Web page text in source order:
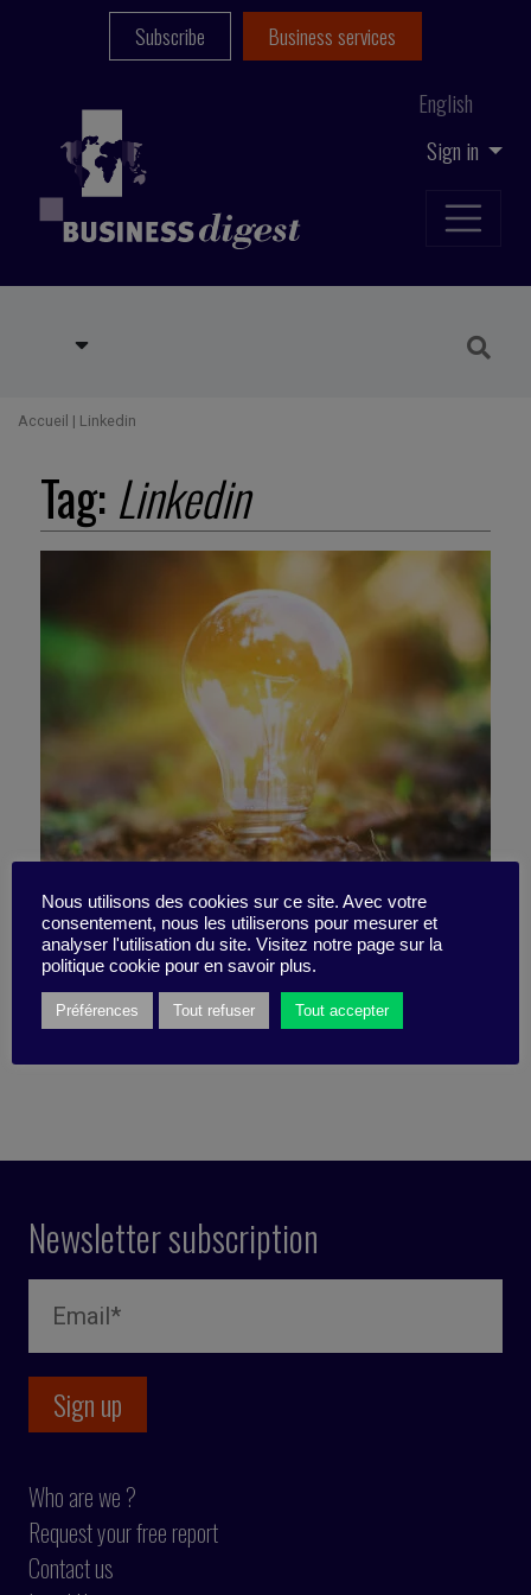
Sign in
English
Subscribe Business services
Accueil | Linkedin
Tag: Linkedin
Sourcing ideas from nature
5 September 2022
Newsletter subscription
Who are we ?
Request your free report
Contact us
Nous utilisons des cookies sur ce site. Avec votre
consentement, nous les utiliserons pour mesurer et
analyser l'utilisation du site. Visitez notre page sur la
politique cookie pour en savoir plus.
Préférences Tout refuser Tout accepter